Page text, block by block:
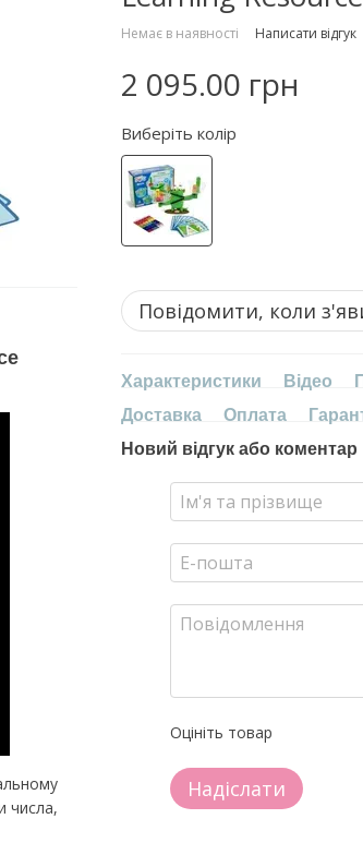
числа,
Немає в наявності Написати відгук
2 095.00 грн
Виберіть колір
Повідомити, коли
Характеристики Відео
Доставка
Оплата
Новий відгук або коментар
Оцініть товар
Надіслати